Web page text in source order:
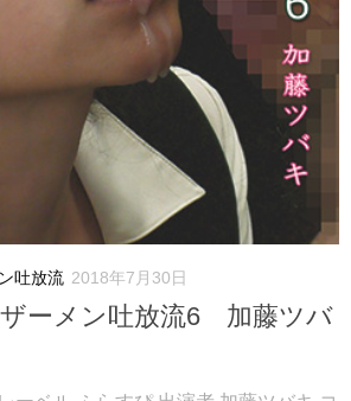
吐放流 2018年7月30日
ーメン吐放流6 加藤ツバ